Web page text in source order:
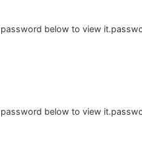
below to view
below to view